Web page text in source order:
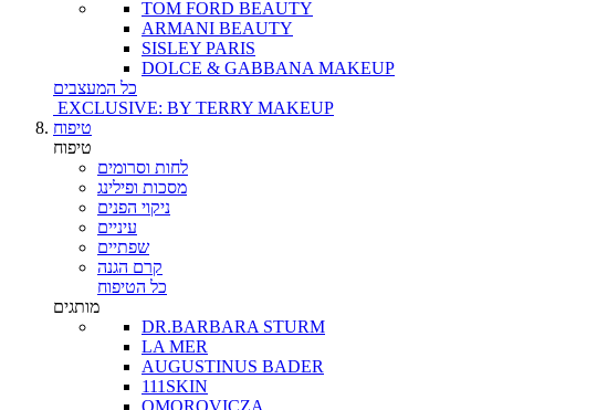
TOM FORD BEAUTY
ARMANI BEAUTY
SISLEY PARIS
DOLCE & GABBANA MAKEUP
כל המעצבים
EXCLUSIVE: BY TERRY MAKEUP
טיפוח
טיפוח
לחות וסרומים
מסכות ופילינג
ניקוי הפנים
עיניים
שפתיים
קרם הגנה
כל הטיפוח
מותגים
DR.BARBARA STURM
LA MER
AUGUSTINUS BADER
111SKIN
OMOROVICZA